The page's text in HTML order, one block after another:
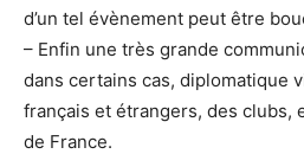
d’un tel évènement peut être
– Enfin une très grande
dans certains cas, diplomatique
français et étrangers, des clubs,
de France.